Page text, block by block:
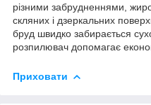
різними забрудненнями,
скляних і дзеркальних
бруд швидко забирається
розпилювач допомагає
Приховати